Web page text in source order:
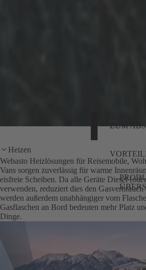
ZUM
Heizen
Webasto Heizlösungen für Reisemobile,
Vans sorgen zuverlässig für warme
eisfreie Scheiben. Da alle Geräte Diesel
verwenden, reduziert dies den
werden außerdem unabhängiger vom
Gasflaschen an Bord bedeuten mehr Platz
Dinge.